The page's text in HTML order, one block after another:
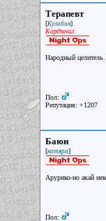
Терапевт
[Кулибин]
Кардинал
Народный
Пол:
Репутация: +1207
Баюн
[котяра]
Арурико-но акай
Пол: